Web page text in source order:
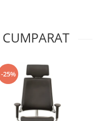
-25%